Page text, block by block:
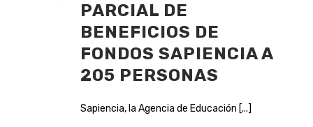
PARCIAL DE
BENEFICIOS DE
FONDOS SAPIENCIA A
205 PERSONAS
Sapiencia, la Agencia de Educación [...]